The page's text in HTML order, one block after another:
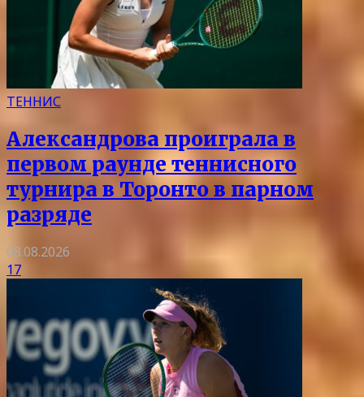
ТЕННИС
Александрова проиграла в
первом раунде теннисного
турнира в Торонто в парном
разряде
08.08.2026
17